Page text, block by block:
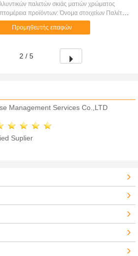
παλετών σκιάς ματιών χρώματος
προϊόντων: Όνομα στοιχείων Παλέτα
ματιών 35 χρώματος Συστατικό Μετάλλευμα
Σκόνη σκιάς ματιών Βάρος 440g Κοσ...
Προμηθευτής επαφών
2 / 5
Management Services Co.,LTD
Suplier